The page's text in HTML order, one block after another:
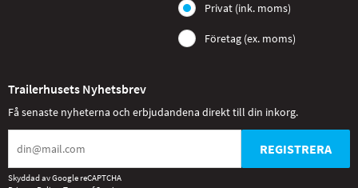
Privat (ink. moms)
Företag (ex. moms)
Trailerhusets Nyhetsbrev
Få senaste nyheterna och erbjudandena direkt till din inkorg.
REGISTRERA
Skyddad av Google reCAPTCHA